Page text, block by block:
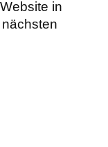
in